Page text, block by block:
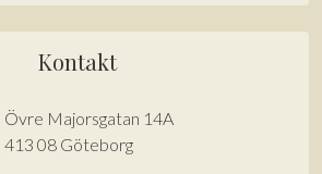
Kontakt
Övre Majorsgatan 14A
413 08 Göteborg